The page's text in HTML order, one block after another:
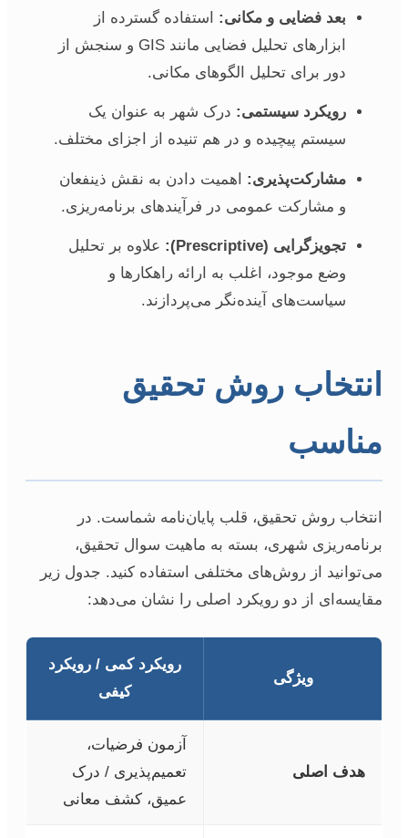
بعد فضایی و مکانی: استفاده گسترده از
ابزارهای تحلیل فضایی مانند GIS و سنجش از
دور برای تحلیل الگوهای مکانی.
رویکرد سیستمی: درک شهر به عنوان یک
سیستم پیچیده و در هم تنیده از اجزای مختلف.
مشارکت‌پذیری: اهمیت دادن به نقش ذینفعان
و مشارکت عمومی در فرآیندهای برنامه‌ریزی.
تجویزگرایی (Prescriptive):
علاوه بر تحلیل
وضع موجود، اغلب به ارائه راهکارها و
سیاست‌های آینده‌نگر می‌پردازند.
انتخاب روش تحقیق
مناسب
انتخاب روش تحقیق، قلب پایان‌نامه شماست. در
برنامه‌ریزی شهری، بسته به ماهیت سوال تحقیق،
می‌توانید از روش‌های مختلفی استفاده کنید. جدول زیر
مقایسه‌ای از دو رویکرد اصلی را نشان می‌دهد:
ویژگی
رویکرد کمی / رویکرد
کیفی
هدف اصلی
آزمون فرضیات،
تعمیم‌پذیری / درک
عمیق، کشف معانی